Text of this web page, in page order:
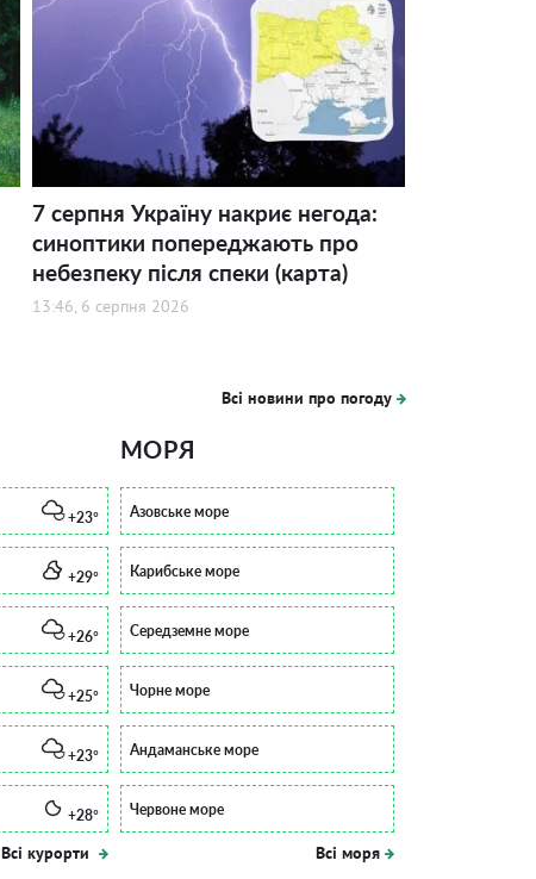
7 серпня Україну накриє негода:
синоптики попереджають про
небезпеку після спеки (карта)
13:46, 6 серпня 2026
Всі новини про погоду
+23°
+29°
+26°
+25°
+23°
+28°
Всі курорти
МОРЯ
Азовське море
Карибське море
Середземне море
Чорне море
Андаманське море
Червоне море
Всі моря